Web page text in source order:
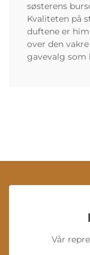
søsterens
Kvaliteten på
duftene er
over den
gavevalg som
Vår